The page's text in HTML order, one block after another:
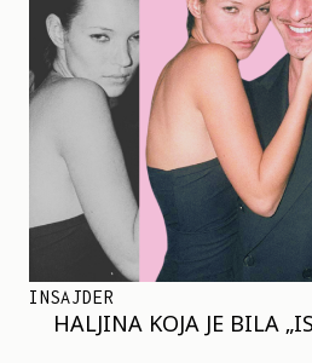
INSAJDER
HALJINA KOJA JE BILA